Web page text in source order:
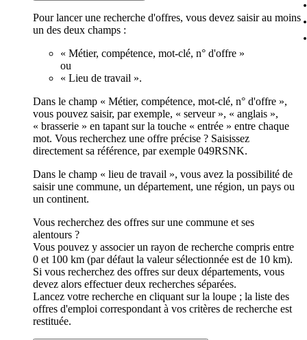
Pour lancer une recherche d'offres, vous devez saisir au moins
un des deux champs :
« Métier, compétence, mot-clé, n° d'offre »
ou
« Lieu de travail ».
Dans le champ « Métier, compétence, mot-clé, n° d'offre »,
vous pouvez saisir, par exemple, « serveur », « anglais »,
« brasserie » en tapant sur la touche « entrée » entre chaque
mot. Vous recherchez une offre précise ? Saisissez
directement sa référence, par exemple 049RSNK.
Dans le champ « lieu de travail », vous avez la possibilité de
saisir une commune, un département, une région, un pays ou
un continent.
Vous recherchez des offres sur une commune et ses
alentours ?
Vous pouvez y associer un rayon de recherche compris entre
0 et 100 km (par défaut la valeur sélectionnée est de 10 km).
Si vous recherchez des offres sur deux départements, vous
devez alors effectuer deux recherches séparées.
Lancez votre recherche en cliquant sur la loupe ; la liste des
offres d'emploi correspondant à vos critères de recherche est
restituée.